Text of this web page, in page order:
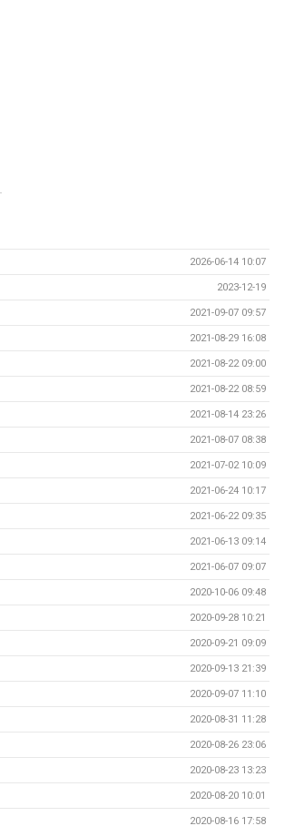
2026-06-14 10:07
2023-12-19
2021-09-07 09:57
2021-08-29 16:08
2021-08-22 09:00
2021-08-22 08:59
2021-08-14 23:26
2021-08-07 08:38
2021-07-02 10:09
2021-06-24 10:17
2021-06-22 09:35
2021-06-13 09:14
2021-06-07 09:07
2020-10-06 09:48
2020-09-28 10:21
2020-09-21 09:09
2020-09-13 21:39
2020-09-07 11:10
2020-08-31 11:28
2020-08-26 23:06
2020-08-23 13:23
2020-08-20 10:01
2020-08-16 17:58